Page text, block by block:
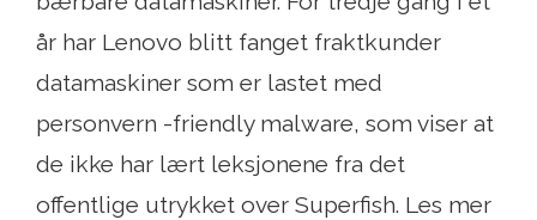
år har Lenovo blitt fanget fraktkunder
datamaskiner som er lastet med
personvern -friendly malware, som viser at
de ikke har lært leksjonene fra det
offentlige utrykket over Superfish. Les mer